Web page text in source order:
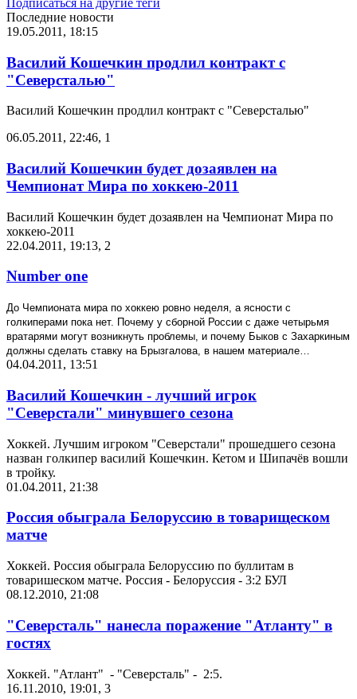
Последние новости
19.05.2011, 18:15
Василий Кошечкин продлил контракт с
"Северсталью"
Василий Кошечкин продлил контракт с "Северсталью"
06.05.2011, 22:46, 1
Василий Кошечкин будет дозаявлен на
Чемпионат Мира по хоккею-2011
Василий Кошечкин будет дозаявлен на Чемпионат Мира по
хоккею-2011
22.04.2011, 19:13, 2
Number one
До Чемпионата мира по хоккею ровно неделя, а ясности с
голкиперами пока нет. Почему у сборной России с даже четырьмя
вратарями могут возникнуть проблемы, и почему Быков с Захаркиным
должны сделать ставку на Брызгалова, в нашем материале…
04.04.2011, 13:51
Василий Кошечкин - лучший игрок
"Северстали" минувшего сезона
Хоккей. Лучшим игроком "Северстали" прошедшего сезона
назван голкипер василий Кошечкин. Кетом и Шипачёв вошли
в тройку.
01.04.2011, 21:38
Россия обыграла Белоруссию в товарищеском
матче
Хоккей. Россия обыграла Белоруссию по буллитам в
товаришеском матче. Россия - Белоруссия - 3:2 БУЛ
08.12.2010, 21:08
"Северсталь" нанесла поражение "Атланту" в
гостях
Хоккей. "Атлант" - "Северсталь" - 2:5.
16.11.2010, 19:01 , 3